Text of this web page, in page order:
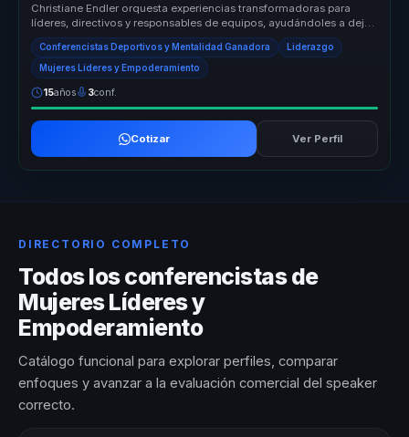
Christiane Endler orquesta experiencias transformadoras para
líderes, directivos y responsables de equipos, ayudándoles a dejar
atrás la ...
Conferencistas Deportivos y Mentalidad Ganadora Liderazgo
Mujeres Líderes y Empoderamiento
15años 3conf.
Cotizar Ver Perfil
DIRECTORIO COMPLETO
Todos los conferencistas de
Mujeres Líderes y
Empoderamiento
Catálogo funcional para explorar perfiles, comparar
enfoques y avanzar a la evaluación comercial del speaker
correcto.